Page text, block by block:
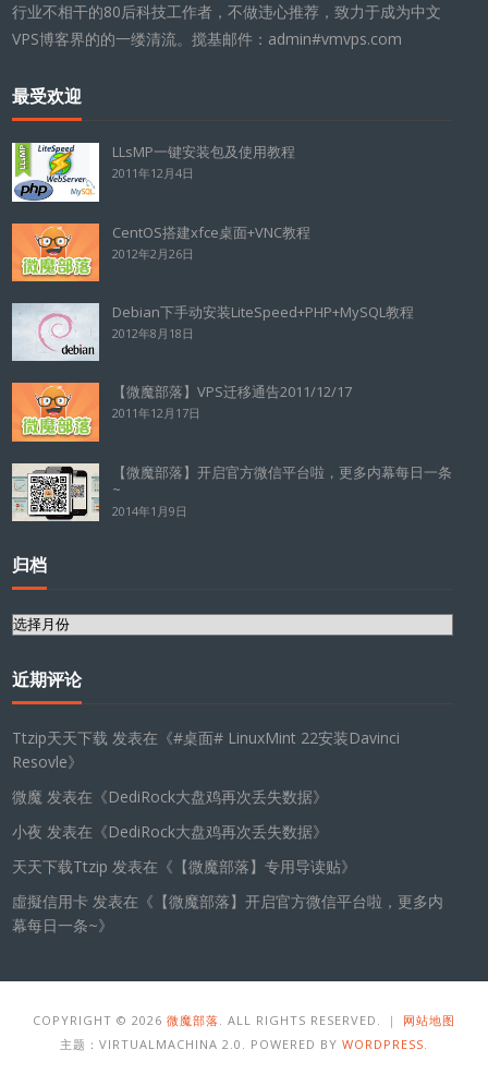
行业不相干的80后科技工作者，不做违心推荐，致力于成为中文
VPS博客界的的一缕清流。搅基邮件：admin#vmvps.com
最受欢迎
LLsMP一键安装包及使用教程
2011年12月4日
CentOS搭建xfce桌面+VNC教程
2012年2月26日
Debian下手动安装LiteSpeed+PHP+MySQL教程
2012年8月18日
【微魔部落】VPS迁移通告2011/12/17
2011年12月17日
【微魔部落】开启官方微信平台啦，更多内幕每日一条
~
2014年1月9日
归档
归
近期评论
Ttzip天天下载 发表在《#桌面# LinuxMint 22安装Davinci
Resovle》
微魔 发表在《DediRock大盘鸡再次丢失数据》
小夜 发表在《DediRock大盘鸡再次丢失数据》
天天下载Ttzip 发表在《 【微魔部落】专用导读贴》
虛擬信用卡 发表在《 【微魔部落】开启官方微信平台啦，更多内
幕每日一条~》
COPYRIGHT © 2026 微魔部落. ALL RIGHTS RESERVED. ｜ 网站地图
主题：VIRTUALMACHINA 2.0. POWERED BY WORDPRESS.